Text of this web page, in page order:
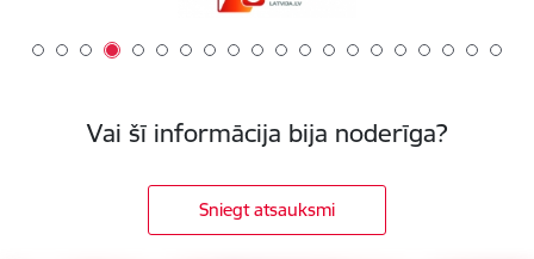
Vai šī informācija bija noderīga?
Sniegt atsauksmi